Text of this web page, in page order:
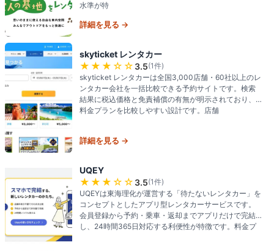
水準が特
詳細を見る →
skyticket レンタカー
★★★ ☆☆ 3.5(1件)
skyticket レンタカーは全国3,000店舗・60社以上のレ
ンタカー会社を一括比較できる予約サイトです。検索
結果に税込価格と免責補償の有無が明示されており、
料金プランを比較しやすい設計です。店舗
詳細を見る →
UQEY
★★★ ☆☆ 3.5(1件)
UQEYは東海理化が運営する「待たないレンタカー」を
コンセプトとしたアプリ型レンタカーサービスです。
会員登録から予約・乗車・返却までアプリだけで完結
し、24時間365日対応する利便性が特徴です。料金プ